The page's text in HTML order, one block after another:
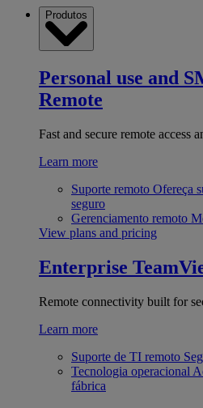
Produtos
Personal use and
Remote
Fast and secure remote access
Learn more
Suporte remoto Ofereça
seguro
Gerenciamento remoto
View plans and pricing
Enterprise
Remote connectivity built for
Learn more
Suporte de TI remoto
Tecnologia operacional
fábrica